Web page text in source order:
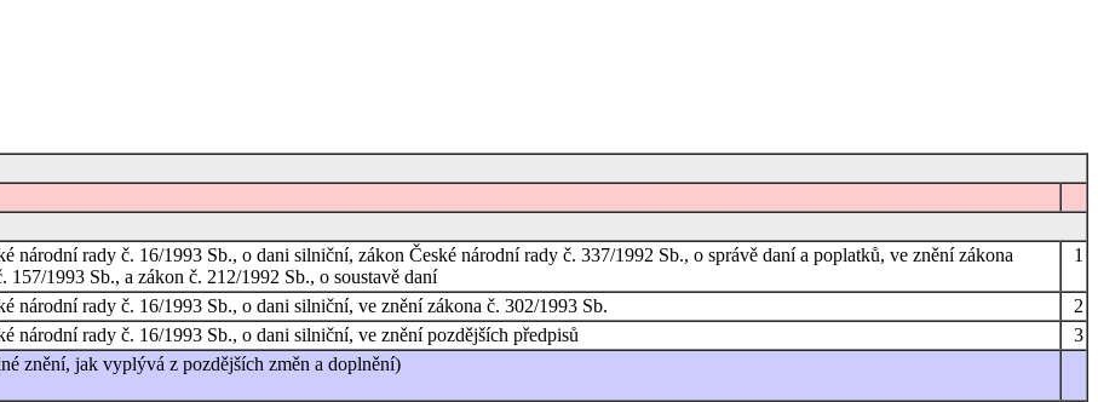
národní rady č. 16/1993 Sb., o dani silniční, zákon České národní rady č. 337/1992 Sb., o správě daní a poplatků, ve znění zákona
1993 Sb., a zákon č. 212/1992 Sb., o soustavě daní
1
národní rady č. 16/1993 Sb., o dani silniční, ve znění zákona č. 302/1993 Sb.
2
národní rady č. 16/1993 Sb., o dani silniční, ve znění pozdějších předpisů
3
znění, jak vyplývá z pozdějších změn a doplnění)